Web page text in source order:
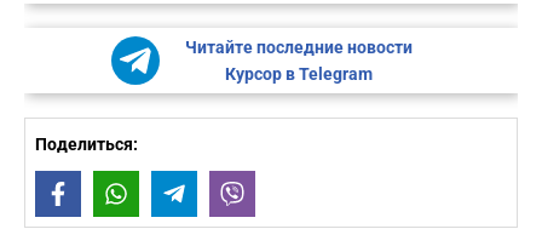
Читайте последние новости
Курсор в Telegram
Поделиться:
FacebookWhatsAppTelegram